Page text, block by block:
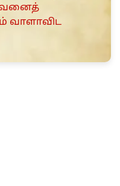
வாளாவிட